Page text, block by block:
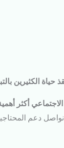
الكثيرين
الاجتماعي أكثر
دعم